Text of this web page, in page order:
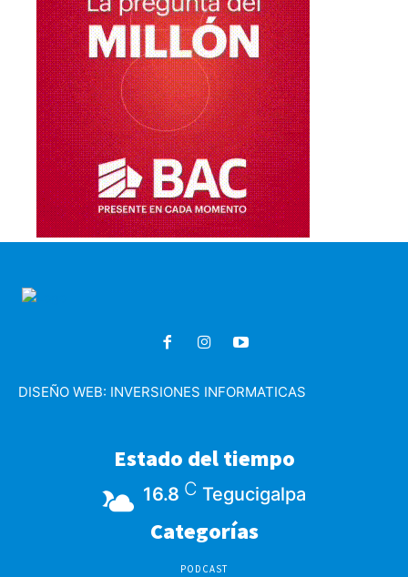
DISEÑO WEB: INVERSIONES INFORMATICAS
Estado del tiempo
16.8 C Tegucigalpa
Categorías
PODCAST